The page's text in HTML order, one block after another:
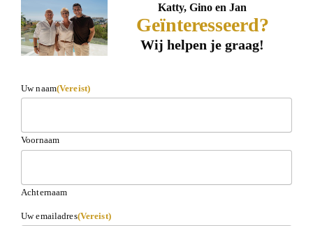
Katty, Gino en Jan
Geïnteresseerd?
Wij helpen je graag!
Uw naam(Vereist)
Voornaam
Achternaam
Uw emailadres(Vereist)